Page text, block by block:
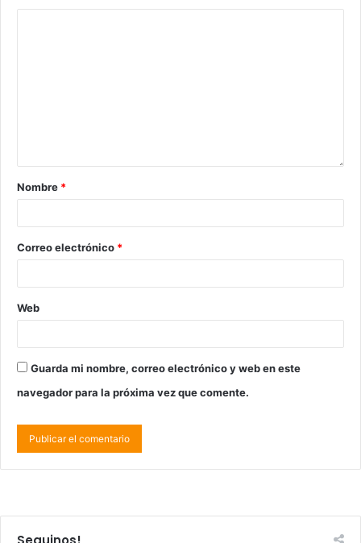
Nombre *
Correo electrónico *
Web
Guarda mi nombre, correo electrónico y web en este
navegador para la próxima vez que comente.